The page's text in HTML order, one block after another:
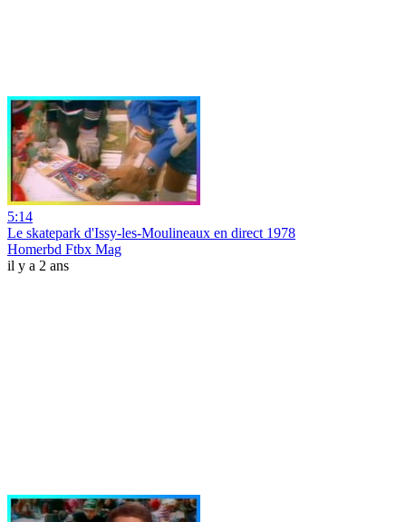
5:14
Le skatepark d'Issy-les-Moulineaux en direct 1978
Homerbd Ftbx Mag
il y a 2 ans